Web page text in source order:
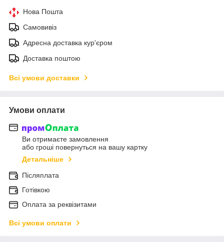
Нова Пошта
Самовивіз
Адресна доставка кур'єром
Доставка поштою
Всі умови доставки
Умови оплати
Ви отримаєте замовлення
або гроші повернуться на вашу картку
Детальніше
Післяплата
Готівкою
Оплата за реквізитами
Всі умови оплати